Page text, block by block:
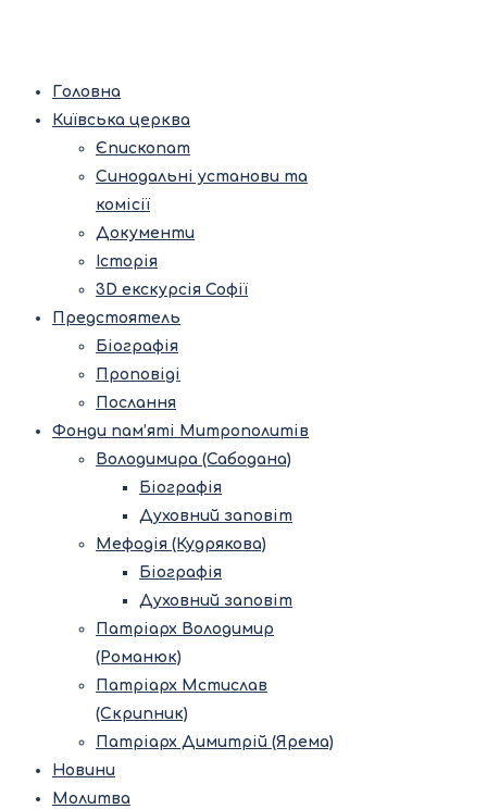
Головна
Київська церква
Єпископат
Синодальні установи та
комісії
Документи
Історія
3D екскурсія Софії
Предстоятель
Біографія
Проповіді
Послання
Фонди пам’яті Митрополитів
Володимира (Сабодана)
Біографія
Духовний заповіт
Мефодія (Кудрякова)
Біографія
Духовний заповіт
Патріарх Володимир
(Романюк)
Патріарх Мстислав
(Скрипник)
Патріарх Димитрій (Ярема)
Новини
Молитва